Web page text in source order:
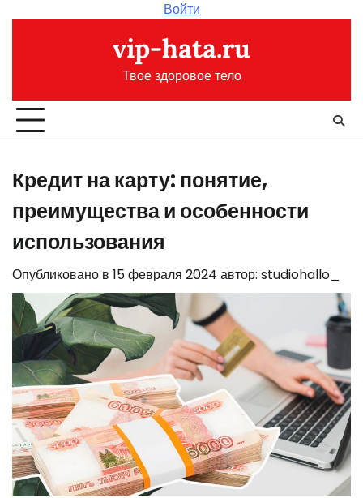
Войти
vip-hata.ru
Твое здоровое тело
Кредит на карту: понятие,
преимущества и особенности
использования
Опубликовано в 15 февраля 2024 автор: studiohallo_